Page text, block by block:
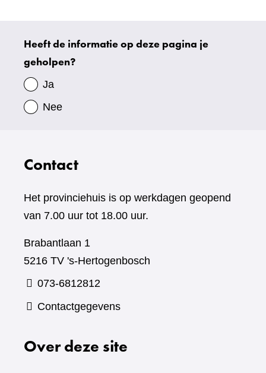
website)
Uw
gegevens
Heeft de informatie op deze pagina je
geholpen?
Ja
Nee
Contact
Het provinciehuis is op werkdagen geopend
van 7.00 uur tot 18.00 uur.
Brabantlaan 1
5216 TV 's-Hertogenbosch
073-6812812
Contactgegevens
Over deze site